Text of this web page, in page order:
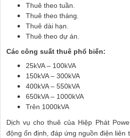
Thuê theo tuần.
Thuê theo tháng.
Thuê dài hạn.
Thuê theo dự án.
Các công suất thuê phổ biến:
25kVA – 100kVA
150kVA – 300kVA
400kVA – 550kVA
650kVA – 1000kVA
Trên 1000kVA
Dịch vụ cho thuê của Hiệp Phát
động ổn định, đáp ứng nguồn điện liên